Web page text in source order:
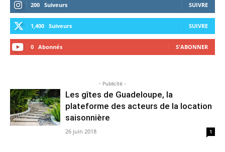
200 Suiveurs SUIVRE
1,400 Suiveurs SUIVRE
0 Abonnés S'ABONNER
- Publicité -
Les gîtes de Guadeloupe, la
plateforme des acteurs de la location
saisonnière
26 juin 2018 1